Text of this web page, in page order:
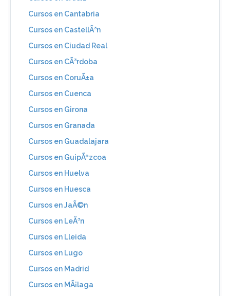
Cursos en Cantabria
Cursos en CastellÃ³n
Cursos en Ciudad Real
Cursos en CÃ³rdoba
Cursos en CoruÃ±a
Cursos en Cuenca
Cursos en Girona
Cursos en Granada
Cursos en Guadalajara
Cursos en GuipÃºzcoa
Cursos en Huelva
Cursos en Huesca
Cursos en JaÃ©n
Cursos en LeÃ³n
Cursos en Lleida
Cursos en Lugo
Cursos en Madrid
Cursos en MÃ¡laga